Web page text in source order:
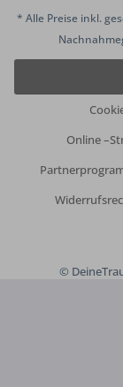
* Alle Preise inkl.
Online
©